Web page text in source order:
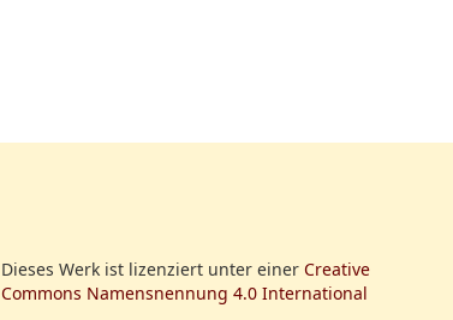
Dieses Werk ist lizenziert unter einer Creative
Commons Namensnennung 4.0 International